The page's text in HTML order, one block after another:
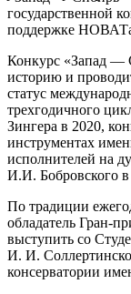
государственной
поддержке
Конкурс «Запад —
историю и
статус
трехгодичного
Зингера в 2020,
инструментах
исполнителей на
И.И. Бобровского в
По традиции
обладатель Гран-
выступить со
И. И.
консерватории